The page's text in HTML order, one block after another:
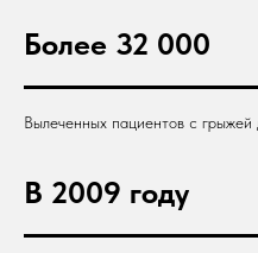
Более 32 000
Вылеченных пациентов с грыжей
В 2009 году